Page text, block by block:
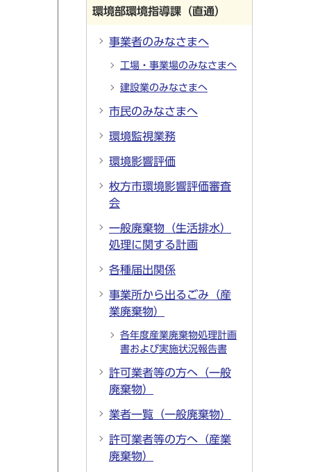
環境部環境指導課（直通）
事業者のみなさまへ
工場・事業場のみなさまへ
建設業のみなさまへ
市民のみなさまへ
環境監視業務
環境影響評価
枚方市環境影響評価審査
会
一般廃棄物（生活排水）
処理に関する計画
各種届出関係
事業所から出るごみ（産
業廃棄物）
各年度産業廃棄物処理計画
書および実施状況報告書
許可業者等の方へ（一般
廃棄物）
業者一覧（一般廃棄物）
許可業者等の方へ（産業
廃棄物）